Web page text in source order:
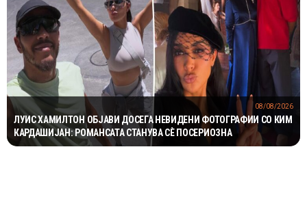
ЛУИС ХАМИЛТОН ОБЈАВИ ДОСЕГА НЕВИДЕНИ ФОТОГРАФИИ СО КИМ
КАРДАШИЈАН: РОМАНСАТА СТАНУВА СÈ ПОСЕРИОЗНА
08/08/2026